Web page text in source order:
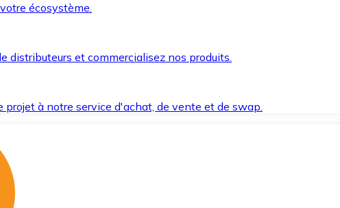
écosystème.
distributeurs et commercialisez nos produits.
projet à notre service d'achat, de vente et de swap.